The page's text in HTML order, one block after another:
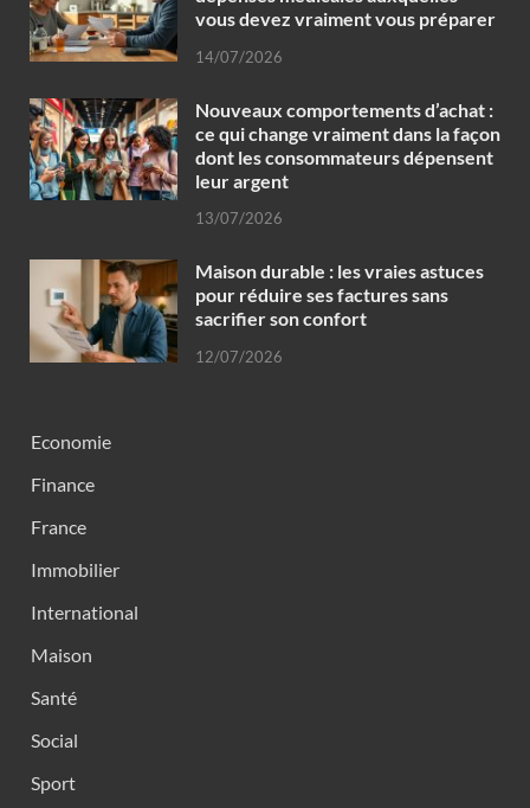
vous devez vraiment vous préparer
14/07/2026
Nouveaux comportements d’achat :
ce qui change vraiment dans la façon
dont les consommateurs dépensent
leur argent
13/07/2026
Maison durable : les vraies astuces
pour réduire ses factures sans
sacrifier son confort
12/07/2026
Economie
Finance
France
Immobilier
International
Maison
Santé
Social
Sport